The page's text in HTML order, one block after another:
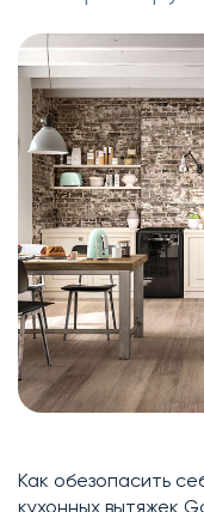
Как обезопасить
кухонных вытяжек